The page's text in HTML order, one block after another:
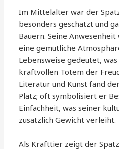
Im Mittelalter war der
besonders geschätzt und
Bauern. Seine
eine gemütliche
Lebensweise gedeutet,
kraftvollen Totem der
Literatur und Kunst fand
Platz; oft symbolisiert er
Einfachheit, was seiner
zusätzlich Gewicht verleiht.
Als Krafttier zeigt der